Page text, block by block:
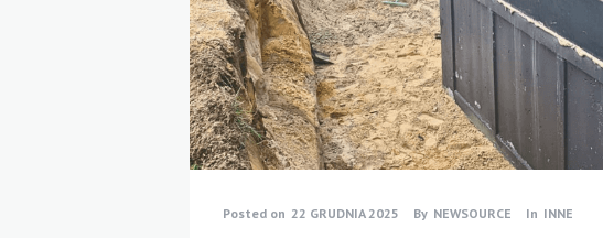
Posted on 22 GRUDNIA 2025 By NEWSOURCE In INNE